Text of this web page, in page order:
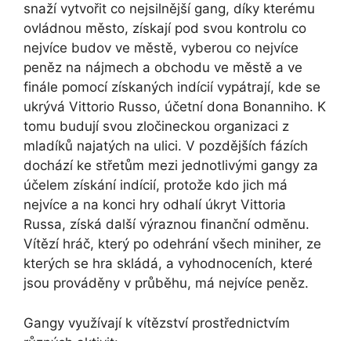
snaží vytvořit co nejsilnější gang, díky kterému
ovládnou město, získají pod svou kontrolu co
nejvíce budov ve městě, vyberou co nejvíce
peněz na nájmech a obchodu ve městě a ve
finále pomocí získaných indícií vypátrají, kde se
ukrývá Vittorio Russo, účetní dona Bonanniho. K
tomu budují svou zločineckou organizaci z
mladíků najatých na ulici. V pozdějších fázích
dochází ke střetům mezi jednotlivými gangy za
účelem získání indícií, protože kdo jich má
nejvíce a na konci hry odhalí úkryt Vittoria
Russa, získá další výraznou finanční odměnu.
Vítězí hráč, který po odehrání všech miniher, ze
kterých se hra skládá, a vyhodnoceních, které
jsou prováděny v průběhu, má nejvíce peněz.
Gangy využívají k vítězství prostřednictvím